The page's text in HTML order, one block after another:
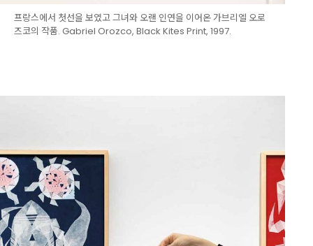
프랑스에서 첫선을 보였고 그녀와 오랜 인연을 이어온 가브리엘 오로
즈코의 작품. Gabriel Orozco, Black Kites Print, 1997.